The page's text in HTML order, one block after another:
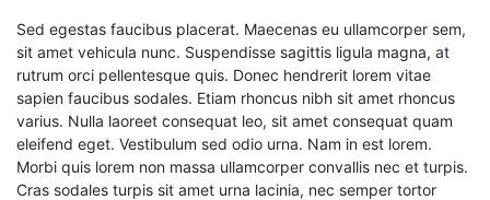
Sed egestas faucibus placerat. Maecenas eu ullamcorper sem,
sit amet vehicula nunc. Suspendisse sagittis ligula magna, at
rutrum orci pellentesque quis. Donec hendrerit lorem vitae
sapien faucibus sodales. Etiam rhoncus nibh sit amet rhoncus
varius. Nulla laoreet consequat leo, sit amet consequat quam
eleifend eget. Vestibulum sed odio urna. Nam in est lorem.
Morbi quis lorem non massa ullamcorper convallis nec et turpis.
Cras sodales turpis sit amet urna lacinia, nec semper tortor